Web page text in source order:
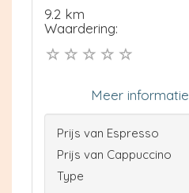
9.2 km
Waardering:
Meer informatie
Prijs van Espresso
Prijs van Cappuccino
Type